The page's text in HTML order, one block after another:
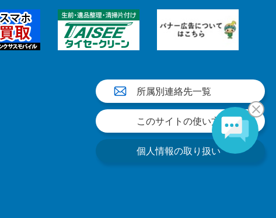
所属別連絡先一覧
このサイトの使い方
個人情報の取り扱い